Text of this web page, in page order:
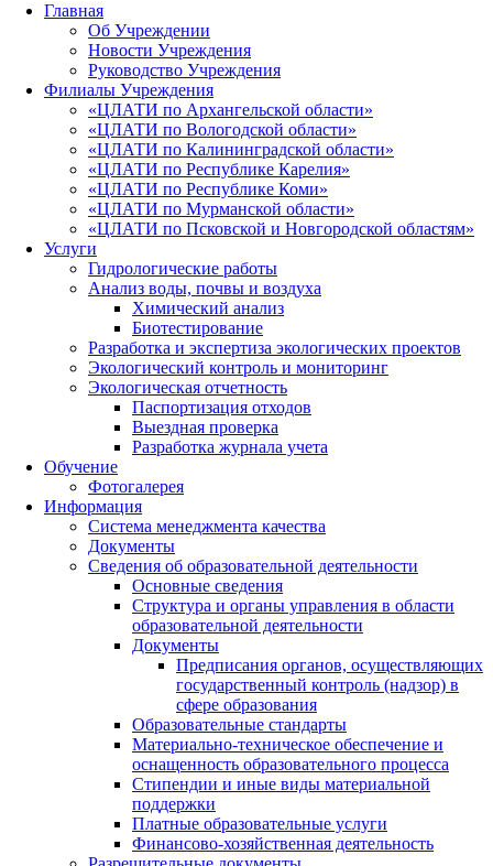
Главная
Об Учреждении
Новости Учреждения
Руководство Учреждения
Филиалы Учреждения
«ЦЛАТИ по Архангельской области»
«ЦЛАТИ по Вологодской области»
«ЦЛАТИ по Калининградской области»
«ЦЛАТИ по Республике Карелия»
«ЦЛАТИ по Республике Коми»
«ЦЛАТИ по Мурманской области»
«ЦЛАТИ по Псковской и Новгородской областям»
Услуги
Гидрологические работы
Анализ воды, почвы и воздуха
Химический анализ
Биотестирование
Разработка и экспертиза экологических проектов
Экологический контроль и мониторинг
Экологическая отчетность
Паспортизация отходов
Выездная проверка
Разработка журнала учета
Обучение
Фотогалерея
Информация
Система менеджмента качества
Документы
Сведения об образовательной деятельности
Основные сведения
Структура и органы управления в области
образовательной деятельности
Документы
Предписания органов, осуществляющих
государственный контроль (надзор) в
сфере образования
Образовательные стандарты
Материально-техническое обеспечение и
оснащенность образовательного процесса
Стипендии и иные виды материальной
поддержки
Платные образовательные услуги
Финансово-хозяйственная деятельность